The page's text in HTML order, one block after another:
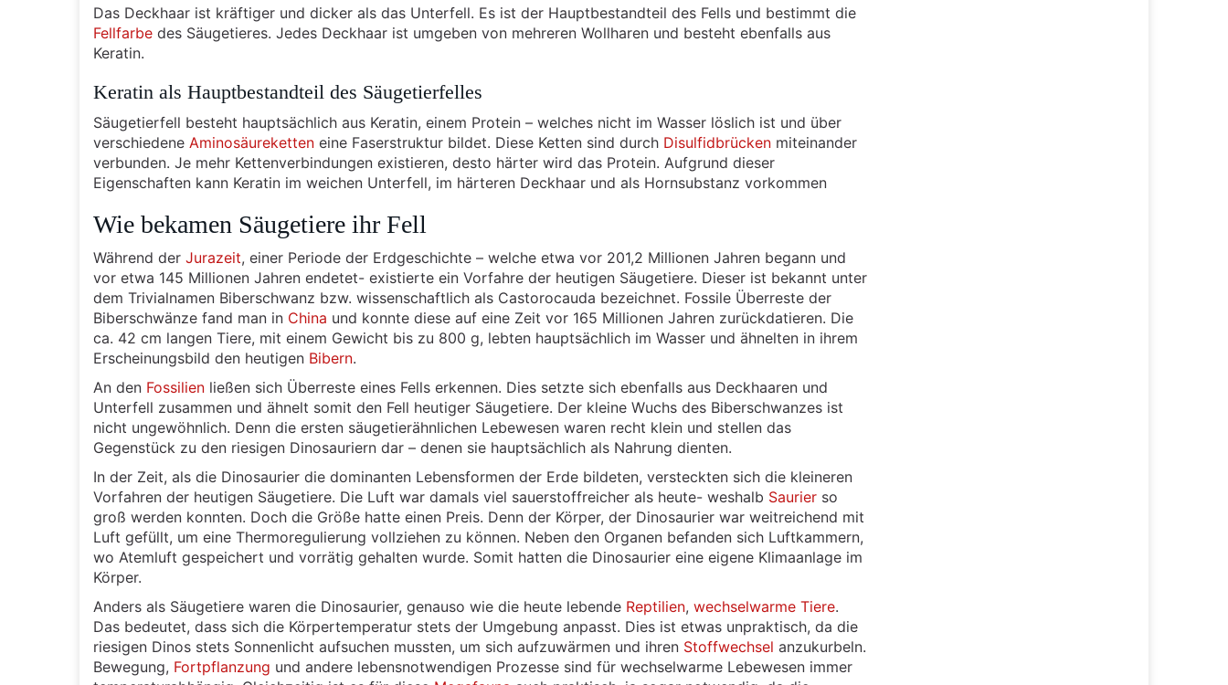
Das Deckhaar ist kräftiger und dicker als das Unterfell. Es ist der Hauptbestandteil des Fells und bestimmt die
Fellfarbe des Säugetieres. Jedes Deckhaar ist umgeben von mehreren Wollharen und besteht ebenfalls aus
Keratin.
Keratin als Hauptbestandteil des Säugetierfelles
Säugetierfell besteht hauptsächlich aus Keratin, einem Protein – welches nicht im Wasser löslich ist und über
verschiedene Aminosäureketten eine Faserstruktur bildet. Diese Ketten sind durch Disulfidbrücken miteinander
verbunden. Je mehr Kettenverbindungen existieren, desto härter wird das Protein. Aufgrund dieser
Eigenschaften kann Keratin im weichen Unterfell, im härteren Deckhaar und als Hornsubstanz vorkommen
Wie bekamen Säugetiere ihr Fell
Während der Jurazeit, einer Periode der Erdgeschichte – welche etwa vor 201,2 Millionen Jahren begann und
vor etwa 145 Millionen Jahren endetet- existierte ein Vorfahre der heutigen Säugetiere. Dieser ist bekannt unter
dem Trivialnamen Biberschwanz bzw. wissenschaftlich als Castorocauda bezeichnet. Fossile Überreste der
Biberschwänze fand man in China und konnte diese auf eine Zeit vor 165 Millionen Jahren zurückdatieren. Die
ca. 42 cm langen Tiere, mit einem Gewicht bis zu 800 g, lebten hauptsächlich im Wasser und ähnelten in ihrem
Erscheinungsbild den heutigen Bibern.
An den Fossilien ließen sich Überreste eines Fells erkennen. Dies setzte sich ebenfalls aus Deckhaaren und
Unterfell zusammen und ähnelt somit den Fell heutiger Säugetiere. Der kleine Wuchs des Biberschwanzes ist
nicht ungewöhnlich. Denn die ersten säugetierähnlichen Lebewesen waren recht klein und stellen das
Gegenstück zu den riesigen Dinosauriern dar – denen sie hauptsächlich als Nahrung dienten.
In der Zeit, als die Dinosaurier die dominanten Lebensformen der Erde bildeten, versteckten sich die kleineren
Vorfahren der heutigen Säugetiere. Die Luft war damals viel sauerstoffreicher als heute- weshalb Saurier so
groß werden konnten. Doch die Größe hatte einen Preis. Denn der Körper, der Dinosaurier war weitreichend mit
Luft gefüllt, um eine Thermoregulierung vollziehen zu können. Neben den Organen befanden sich Luftkammern,
wo Atemluft gespeichert und vorrätig gehalten wurde. Somit hatten die Dinosaurier eine eigene Klimaanlage im
Körper.
Anders als Säugetiere waren die Dinosaurier, genauso wie die heute lebende Reptilien, wechselwarme Tiere.
Das bedeutet, dass sich die Körpertemperatur stets der Umgebung anpasst. Dies ist etwas unpraktisch, da die
riesigen Dinos stets Sonnenlicht aufsuchen mussten, um sich aufzuwärmen und ihren Stoffwechsel anzukurbeln.
Bewegung, Fortpflanzung und andere lebensnotwendigen Prozesse sind für wechselwarme Lebewesen immer